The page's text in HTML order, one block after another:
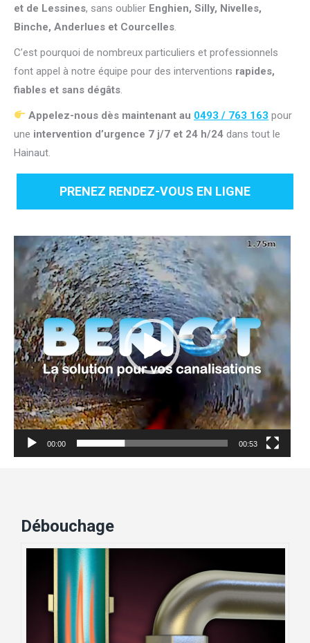
et de Lessines, sans oublier Enghien, Silly, Nivelles,
Binche, Anderlues et Courcelles.
C’est pourquoi de nombreux particuliers et professionnels
font appel à notre équipe pour des interventions rapides,
fiables et sans dégâts.
Appelez-nous dès maintenant au 0493 / 763 163 pour
une intervention d’urgence 7 j/7 et 24 h/24 dans tout le
Hainaut.
PRENEZ RENDEZ-VOUS EN LIGNE
Lecteur
vidéo
00:00 00:53
Débouchage